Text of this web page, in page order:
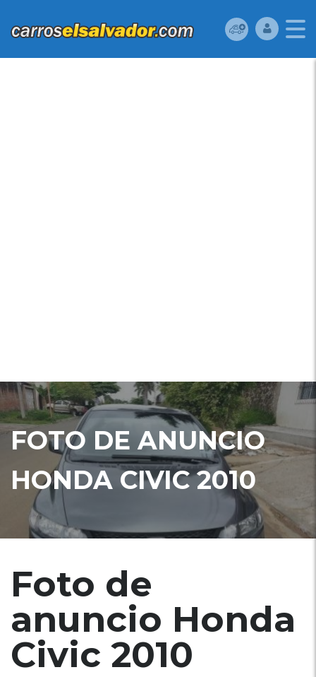
FOTO DE ANUNCIO
HONDA CIVIC 2010
Foto de
anuncio Honda
Civic 2010